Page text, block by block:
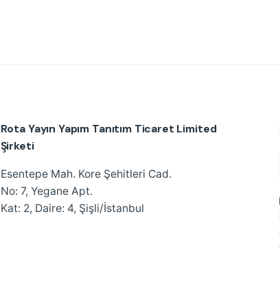
Rota Yayın Yapım Tanıtım Ticaret Limited
Şirketi
Esentepe Mah. Kore Şehitleri Cad.
No: 7, Yegane Apt.
Kat: 2, Daire: 4, Şişli/İstanbul